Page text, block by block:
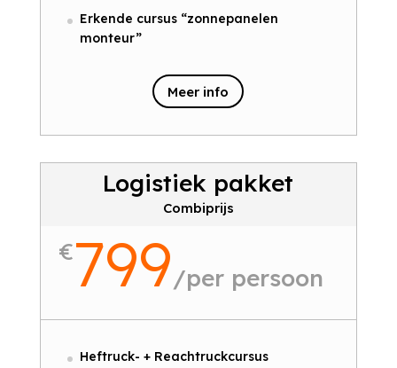
Erkende cursus “zonnepanelen
monteur”
Meer info
Logistiek pakket
Combiprijs
€799/per persoon
Heftruck- + Reachtruckcursus